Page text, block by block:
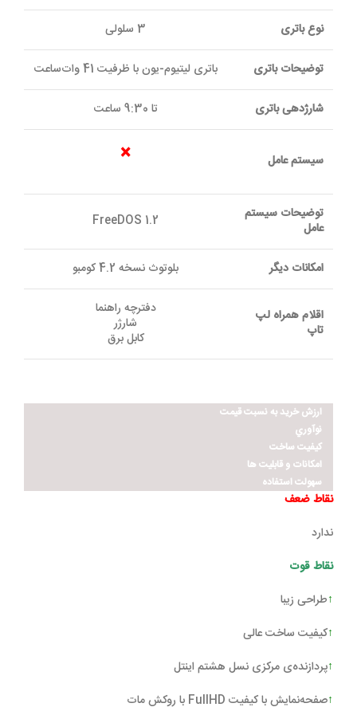
نوع باتری 3 سلولی
توضیحات باتری باتری لیتیوم-یون با ظرفیت 41 وات‌ساعت
شارژدهی باتری تا 9:30 ساعت
سیستم عامل ×
توضیحات سیستم
عامل FreeDOS 1.2
امکانات دیگر بلوتوث نسخه 4.2 کومبو
اقلام همراه لپ
تاپ
دفترچه راهنما
شارژر
کابل برق
ارزش خريد به نسبت قيمت
نوآوري
کيفيت ساخت
امکانات و قابليت ها
سهولت استفاده
نقاط ضعف
ندارد
نقاط قوت
↑طراحی زیبا
↑کیفیت ساخت عالی
↑پردازنده‌ی مرکزی نسل هشتم اینتل
↑صفحه‌نمایش با کیفیت FullHD با روکش مات